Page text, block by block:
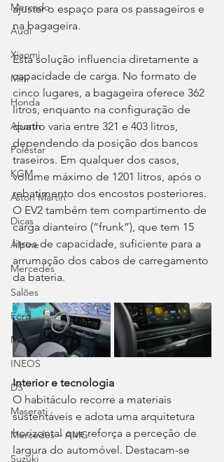
Mercado
Audi
Xiaomi
Mini
Honda
Abarth
Polestar
KGM
Aston Martin
Dicas
Alpine
Mercedes
Salões
Ford
MG
INEOS
DS
Maserati
Mercedes – AMG
Suzuki
ajustar o espaço para os passageiros e
na bagageira.
Esta solução influencia diretamente a
capacidade de carga. No formato de
cinco lugares, a bagageira oferece 362
litros, enquanto na configuração de
quatro varia entre 321 e 403 litros,
dependendo da posição dos bancos
traseiros. Em qualquer dos casos,
volume máximo de 1201 litros, após o
rebatimento dos encostos posteriores.
O EV2 também tem compartimento de
carga dianteiro (“frunk”), que tem 15
litros de capacidade, suficiente para a
arrumação dos cabos de carregamento
da bateria.
Interior e tecnologia
O habitáculo recorre a materiais
sustentáveis e adota uma arquitetura
horizontal que reforça a perceção de
largura do automóvel. Destacam-se